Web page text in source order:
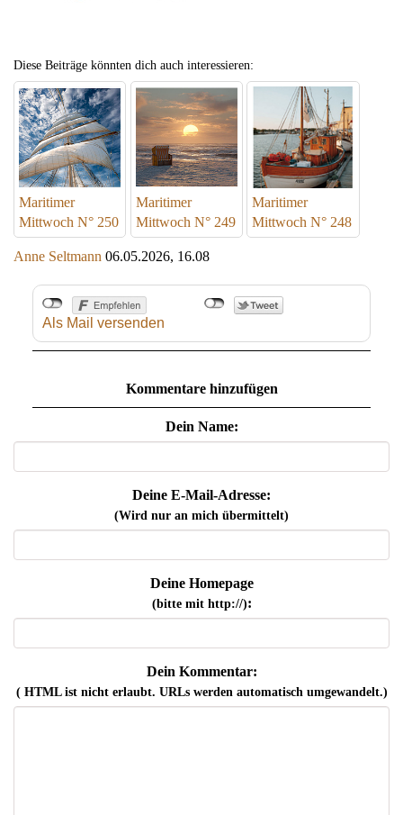
Diese Beiträge könnten dich auch interessieren:
Maritimer
Mittwoch N° 250
Maritimer
Mittwoch N° 249
Maritimer
Mittwoch N° 248
Anne Seltmann 06.05.2026, 16.08
Als Mail versenden
Kommentare hinzufügen
Dein Name:
Deine E-Mail-Adresse:
(Wird nur an mich übermittelt)
Deine Homepage
(bitte mit http://):
Dein Kommentar:
( HTML ist nichterlaubt. URLs werden automatisch umgewandelt.)